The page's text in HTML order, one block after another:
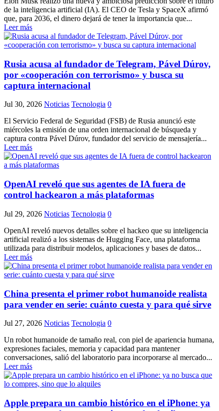
de la inteligencia artificial (IA). El CEO de Tesla y SpaceX afirmó
que, para 2036, el dinero dejará de tener la importancia que...
Leer más
Rusia acusa al fundador de Telegram, Pável Dúrov,
por «cooperación con terrorismo» y busca su
captura internacional
Jul 30, 2026 Noticias Tecnologia 0
El Servicio Federal de Seguridad (FSB) de Rusia anunció este
miércoles la emisión de una orden internacional de búsqueda y
captura contra Pável Dúrov, fundador del servicio de mensajería...
Leer más
OpenAI reveló que sus agentes de IA fuera de
control hackearon a más plataformas
Jul 29, 2026 Noticias Tecnologia 0
OpenAI reveló nuevos detalles sobre el hackeo que su inteligencia
artificial realizó a los sistemas de Hugging Face, una plataforma
utilizada para distribuir modelos, aplicaciones y bases de datos...
Leer más
China presenta el primer robot humanoide realista
para vender en serie: cuánto cuesta y para qué sirve
Jul 27, 2026 Noticias Tecnologia 0
Un robot humanoide de tamaño real, con piel de apariencia humana,
expresiones faciales, memoria y capacidad para mantener
conversaciones, salió del laboratorio para incorporarse al mercado...
Leer más
Apple prepara un cambio histórico en el iPhone: ya